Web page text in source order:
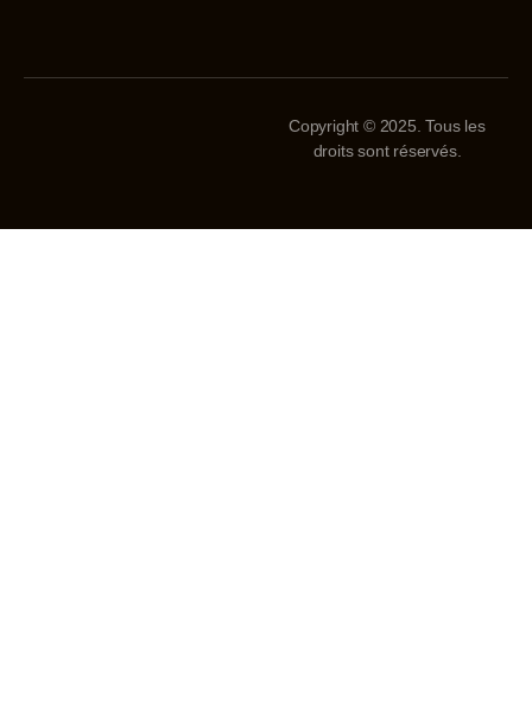
Copyright © 2025. Tous les
droits sont réservés.